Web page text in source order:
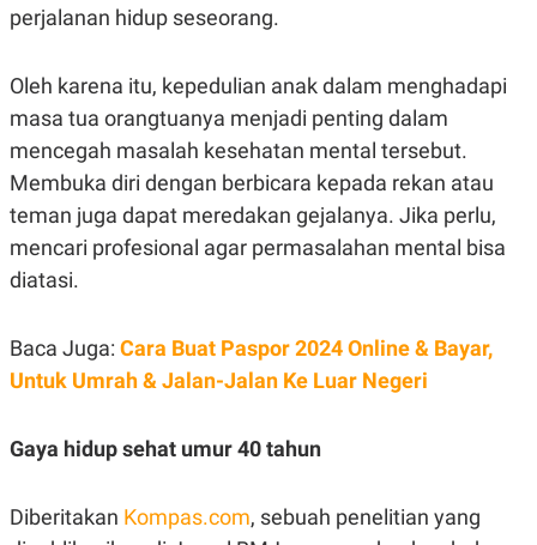
perjalanan hidup seseorang.
Oleh karena itu, kepedulian anak dalam menghadapi
masa tua orangtuanya menjadi penting dalam
mencegah masalah kesehatan mental tersebut.
Membuka diri dengan berbicara kepada rekan atau
teman juga dapat meredakan gejalanya. Jika perlu,
mencari profesional agar permasalahan mental bisa
diatasi.
Baca Juga: Cara Buat Paspor 2024 Online & Bayar,
Untuk Umrah & Jalan-Jalan Ke Luar Negeri
Gaya hidup sehat umur 40 tahun
Diberitakan Kompas.com, sebuah penelitian yang